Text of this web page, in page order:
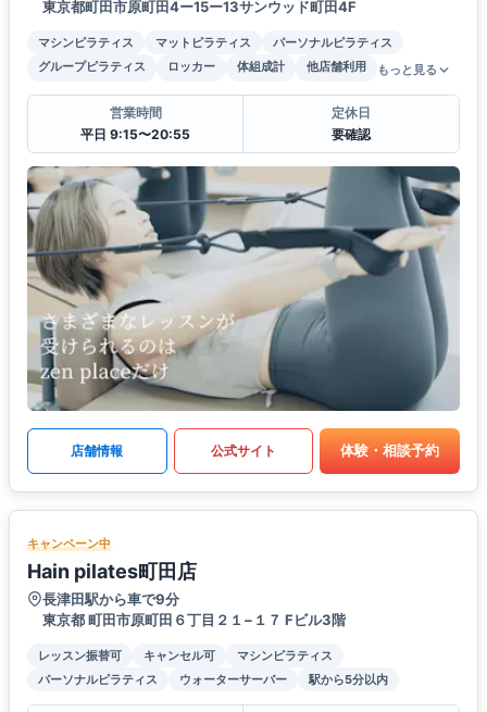
東京都町田市原町田4ー15ー13サンウッド町田4F
マシンピラティス マットピラティス
パーソナルピラティス
グループピラティス
ロッカー 体組成計 他店舗利用 もっと見る
営業時間
平日 9:15〜20:55
定休日
要確認
店舗情報 公式サイト 体験・相談予約
キャンペーン中
Hain pilates町田店
長津田駅から車で9分
東京都 町田市原町田６丁目２１−１７ Fビル3階
レッスン振替可 キャンセル可
マシンピラティス
パーソナルピラティス
ウォーターサーバー 駅から5分以内